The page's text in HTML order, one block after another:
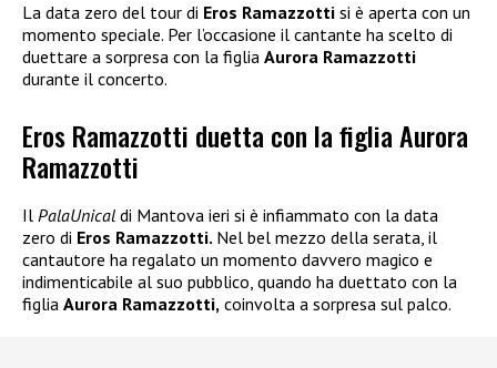
La data zero del tour di Eros Ramazzotti si è aperta con un
momento speciale. Per l’occasione il cantante ha scelto di
duettare a sorpresa con la figlia Aurora Ramazzotti
durante il concerto.
Eros Ramazzotti duetta con la figlia Aurora
Ramazzotti
Il PalaUnical di Mantova ieri si è infiammato con la data
zero di Eros Ramazzotti. Nel bel mezzo della serata, il
cantautore ha regalato un momento davvero magico e
indimenticabile al suo pubblico, quando ha duettato con la
figlia Aurora Ramazzotti, coinvolta a sorpresa sul palco.